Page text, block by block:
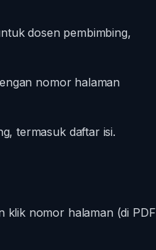
dosen pembimbing,
nomor halaman
termasuk daftar isi.
klik nomor halaman (di PDF